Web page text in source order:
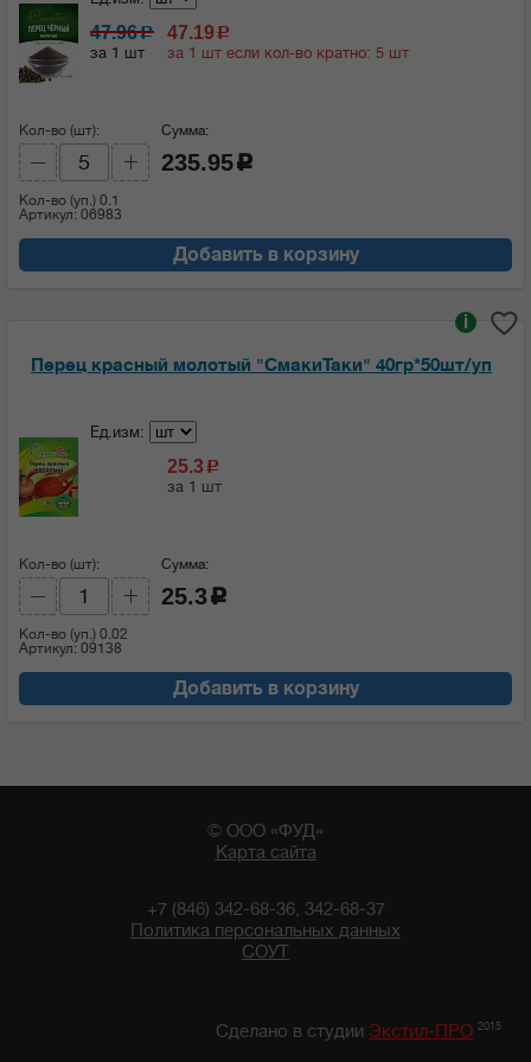
47.96c
за 1 шт
47.19c
за 1 шт если кол-во кратно: 5 шт
Кол-во (шт):
Кол-во (уп.) 0.1
Артикул: 06983
Сумма:
235.95 c
Добавить в корзину
Перец красный молотый "СмакиТаки" 40гр*50шт/уп
i
Ед.изм:
25.3 c
за 1 шт
Кол-во (шт):
Кол-во (уп.) 0.02
Артикул: 09138
Сумма:
25.3 c
Добавить в корзину
© ООО «ФУД»
Карта сайта
+7 (846) 342-68-36, 342-68-37
Политика персональных данных
СОУТ
Сделано в студии Экстил-ПРО 2015